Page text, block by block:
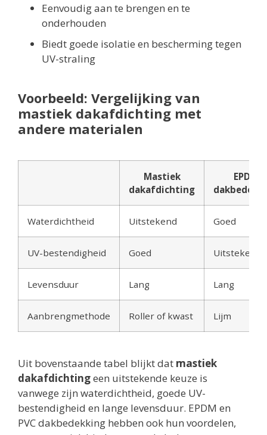
Eenvoudig aan te brengen en te
onderhouden
Biedt goede isolatie en bescherming tegen
UV-straling
Voorbeeld: Vergelijking van
mastiek dakafdichting met
andere materialen
Mastiek
dakafdichting
EPDM
Waterdichtheid Uitstekend Goed
UV-bestendigheid Goed Uitstekend
Levensduur Lang Lang
Aanbrengmethode Roller of kwast Lijm
Uit bovenstaande tabel blijkt dat mastiek
dakafdichtingeen uitstekende keuze is
vanwege zijn waterdichtheid, goede UV-
bestendigheid en lange levensduur. EPDM en
PVC dakbedekking hebben ook hun voordelen,